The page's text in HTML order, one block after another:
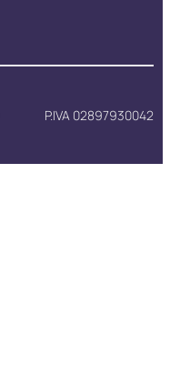
P.IVA 02897930042